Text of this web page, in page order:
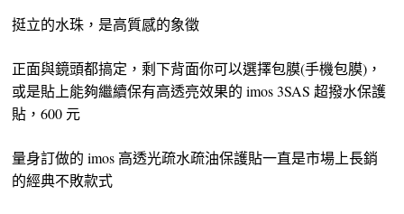
挺立的水珠，是高質感的象徵
正面與鏡頭都搞定，剩下背面你可以選擇包膜(手機包膜)，
或是貼上能夠繼續保有高透亮效果的 imos 3SAS 超撥水保護
貼，600 元
量身訂做的 imos 高透光疏水疏油保護貼一直是市場上長銷
的經典不敗款式